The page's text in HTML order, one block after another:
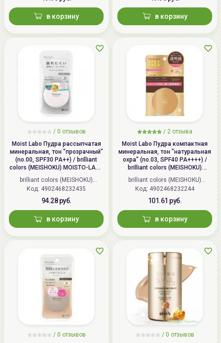
в корзину в корзину
/ 0 отзывов
Moist Labo Пудра рассыпчатая
минеральная, тон "прозрачный"
(no.00, SPF30 PA++) / brilliant
colors (MEISHOKU) MOISTO-LABO
BB MINERAL FOUNDATION
brilliant colors (MEISHOKU)
(Япония)
Код: 4902468232435
94.28 руб.
в корзину
/ 2 отзыва
Moist Labo Пудра компактная
минеральная, тон "натуральная
охра" (no.03, SPF40 PA++++) /
brilliant colors (MEISHOKU)
MOISTO-LABO BB MINERAL
POWDER
brilliant colors (MEISHOKU)
(Япония)
Код: 4902468232244
101.61 руб.
в корзину
/ 0 отзывов
/ 0 отзывов